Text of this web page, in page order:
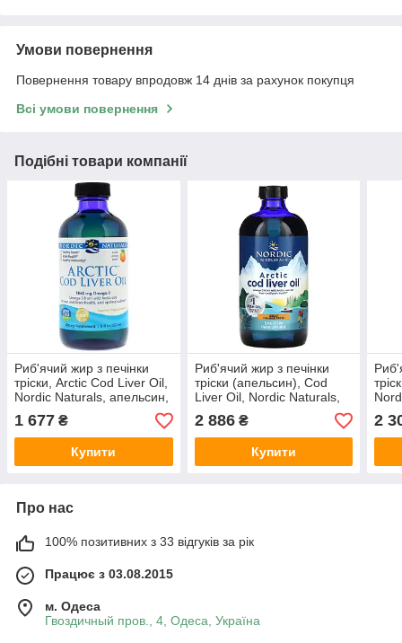
Умови повернення
Повернення товару впродовж 14 днів за рахунок покупця
Всі умови повернення
Подібні товари компанії
Риб'ячий жир з печінки
тріски, Arctic Cod Liver Oil,
Nordic Naturals, апельсин,
арктичний, 237 мл
1 677 ₴
Купити
Риб'ячий жир з печінки
тріски (апельсин), Cod
Liver Oil, Nordic Naturals,
арктичний, 473 мл.
2 886₴
Купити
2
Про нас
100% позитивних з 33 відгуків за рік
Працює з 03.08.2015
м. Одеса
Гвоздичный пров., 4, Одеса, Україна